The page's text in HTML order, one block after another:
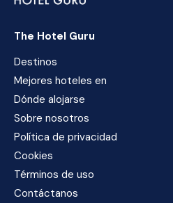
The Hotel Guru
Destinos
Mejores hoteles en
Dónde alojarse
Sobre nosotros
Política de privacidad
Cookies
Términos de uso
Contáctanos